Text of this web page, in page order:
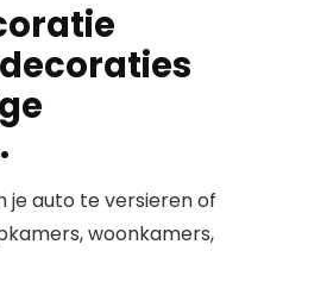
je auto te versieren of
woonkamers,